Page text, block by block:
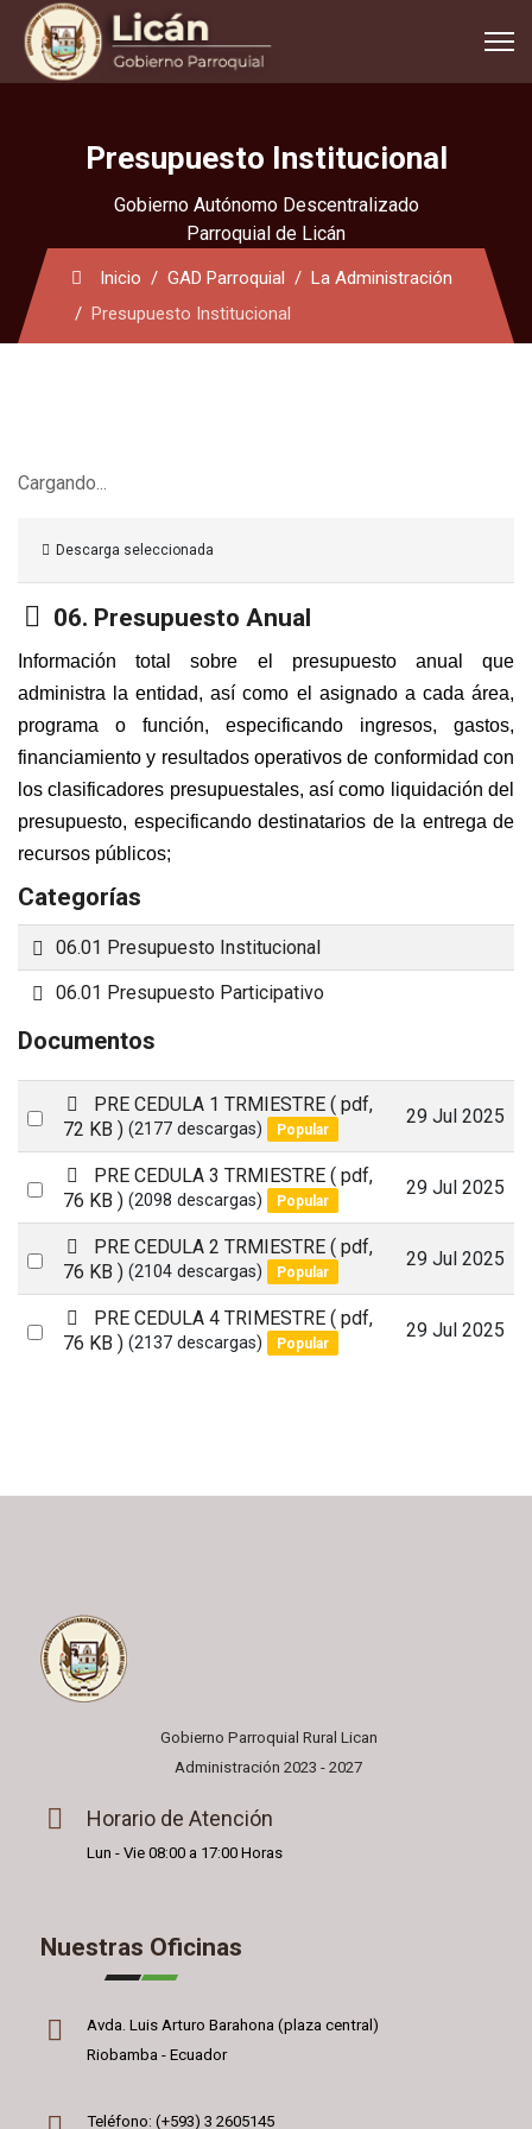
Presupuesto Institucional
Gobierno Autónomo Descentralizado
Parroquial de Licán
Inicio GAD Parroquial
La Administración
Presupuesto Institucional
Cargando...
Descarga seleccionada
Carpeta
06. Presupuesto Anual
Información total sobre el presupuesto anual que
administra la entidad, así como el asignado a cada área,
programa o función, especificando ingresos, gastos,
financiamiento y resultados operativos de conformidad con
los clasificadores presupuestales, así como liquidación del
presupuesto, especificando destinatarios de la entrega de
recursos públicos;
Categorías
Carpeta
06.01 Presupuesto Institucional
Carpeta
06.01 Presupuesto Participativo
Documentos
Select
an
item
p
d
f
PRE CEDULA 1 TRMIESTRE ( pdf,
72 KB ) (2177 descargas) Popular
29 Jul 2025
Select
an
item
p
d
f
PRE CEDULA 3 TRMIESTRE ( pdf,
76 KB ) (2098 descargas) Popular
29 Jul 2025
Select
an
item
p
d
f
PRE CEDULA 2 TRMIESTRE ( pdf,
76 KB ) (2104 descargas) Popular
29 Jul 2025
Select
p
d
PRE CEDULA 4 TRIMESTRE ( pdf,
76 KB ) (2137 descargas) Popular
29 Jul 2025
Gobierno Parroquial Rural Lican
Administración 2023 - 2027
Horario de Atención
Lun - Vie 08:00 a 17:00 Horas
Nuestras Oficinas
Avda. Luis Arturo Barahona (plaza central)
Riobamba - Ecuador
Teléfono: (+593) 3 2605145